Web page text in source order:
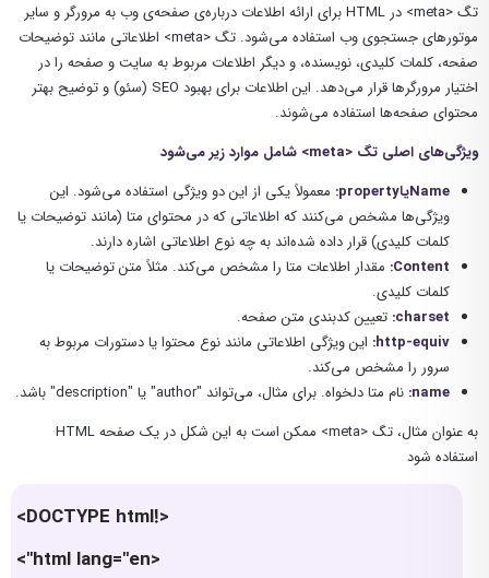
تگ <meta> در HTML برای ارائه اطلاعات درباره‌ی صفحه‌ی وب به مرورگر و سایر
موتورهای جستجوی وب استفاده می‌شود. تگ <meta> اطلاعاتی مانند توضیحات
صفحه، کلمات کلیدی، نویسنده، و دیگر اطلاعات مربوط به سایت و صفحه را در
اختیار مرورگرها قرار می‌دهد. این اطلاعات برای بهبود SEO (سئو) و توضیح بهتر
محتوای صفحه‌ها استفاده می‌شوند.
ویژگی‌های اصلی تگ <meta>
شامل موارد زیر می‌شود
Nameیاproperty
: معمولاً یکی از این دو ویژگی استفاده می‌شود. این
ویژگی‌ها مشخص می‌کنند که اطلاعاتی که در محتوای متا (مانند توضیحات یا
کلمات کلیدی) قرار داده شده‌اند به چه نوع اطلاعاتی اشاره دارند.
Content
: مقدار اطلاعات متا را مشخص می‌کند. مثلاً متن توضیحات یا
کلمات کلیدی.
charset
: تعیین کدبندی متن صفحه.
http-equiv
: این ویژگی اطلاعاتی مانند نوع محتوا یا دستورات مربوط به
سرور را مشخص می‌کند.
name
: نام متا دلخواه. برای مثال، می‌تواند "author" یا "description" باشد.
به عنوان مثال، تگ <meta> ممکن است به این شکل در یک صفحه HTML
استفاده شود
<!DOCTYPE html>
<html lang="en">